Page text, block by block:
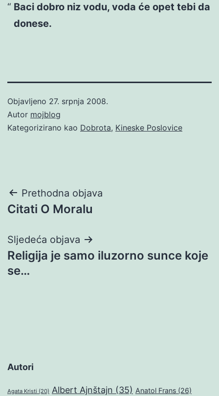
Baci dobro niz vodu, voda će opet tebi da
donese.
Objavljeno 27. srpnja 2008.
Autor mojblog
Kategorizirano kao Dobrota, Kineske Poslovice
Navigacija
objava
Prethodna objava
Citati O Moralu
Sljedeća objava
Religija je samo iluzorno sunce koje
se…
Autori
Agata Kristi (20) Albert Ajnštajn (35) Anatol Frans (26)